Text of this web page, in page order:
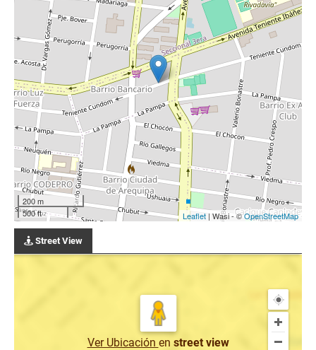
200 m
500 ft
Leaflet | Wasi - ©OpenStreetMap
Street View
Ver Ubicación en street view